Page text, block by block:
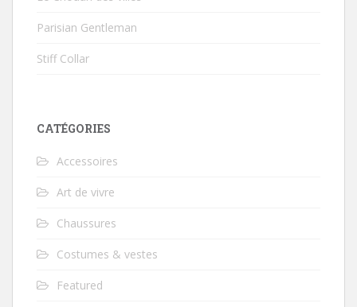
Parisian Gentleman
Stiff Collar
CATÉGORIES
Accessoires
Art de vivre
Chaussures
Costumes & vestes
Featured